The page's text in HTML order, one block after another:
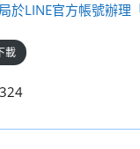
於LINE官方帳號辦理
載
324